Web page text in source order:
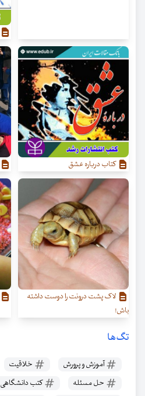
کتاب درباره عشق
لاک پشت درونت را دوست داشته
باش!
تگ‌ها
آموزش و پرورش خلاقیت
حل مسئله
کتب دانشگاهی